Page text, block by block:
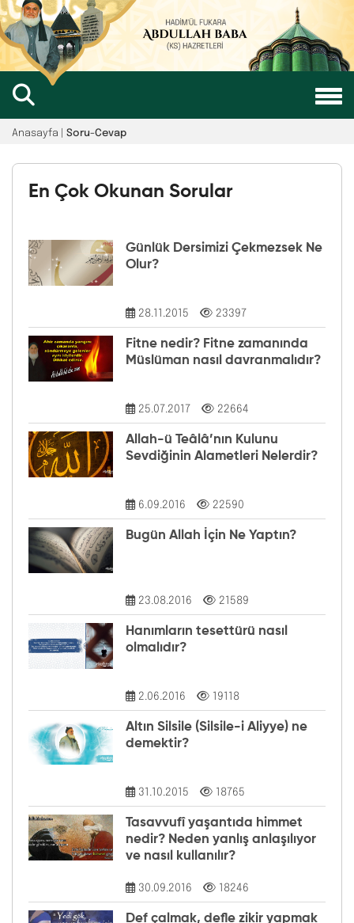
Anasayfa | Soru-Cevap
En Çok Okunan Sorular
Günlük Dersimizi Çekmezsek Ne
Olur?
28.11.2015 23397
Fitne nedir? Fitne zamanında
Müslüman nasıl davranmalıdır?
25.07.2017 22664
Allah-ü Teâlâ’nın Kulunu
Sevdiğinin Alametleri Nelerdir?
6.09.2016 22590
Bugün Allah İçin Ne Yaptın?
23.08.2016 21589
Hanımların tesettürü nasıl
olmalıdır?
2.06.2016 19118
Altın Silsile (Silsile-i Aliyye) ne
demektir?
31.10.2015 18765
Tasavvufî yaşantıda himmet
nedir? Neden yanlış anlaşılıyor
ve nasıl kullanılır?
30.09.2016 18246
Def çalmak, defle zikir yapmak